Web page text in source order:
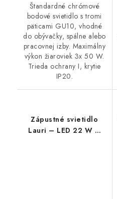
Štandardné chrómové
bodové svietidlo s tromi
päticami GU10, vhodné
do obývačky, spálne alebo
pracovnej izby. Maximálny
výkon žiaroviek 3x 50 W.
Trieda ochrany I, krytie
IP20.
Zápustné svietidlo
Lauri – LED 22 W –